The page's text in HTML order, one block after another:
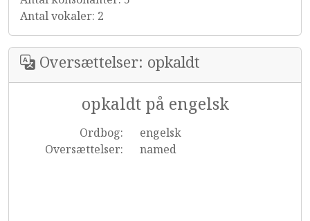
Antal vokaler: 2
Oversættelser: opkaldt
opkaldt på engelsk
Ordbog:
engelsk
Oversættelser:
named